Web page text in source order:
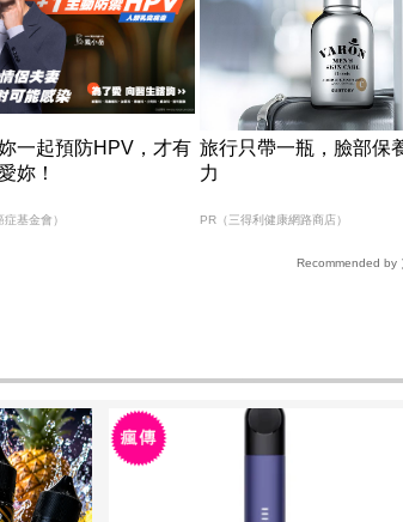
一起預防HPV，才有
妳！
基金會）
旅行只帶一瓶，臉部保
力
PR（三得利健康網路商店）
Recommended by